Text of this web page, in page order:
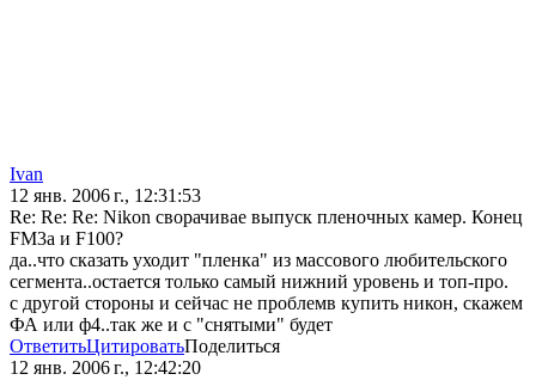
Ivan
12 янв. 2006 г., 12:31:53
Re: Re: Re: Nikon сворачивае выпуск пленочных камер. Конец
FM3a и F100?
да..что сказать уходит "пленка" из массового любительского
сегмента..остается только самый нижний уровень и топ-про.
с другой стороны и сейчас не проблемв купить никон, скажем
ФА или ф4..так же и с "снятыми" будет
ОтветитьЦитироватьПоделиться
12 янв. 2006 г., 12:42:20